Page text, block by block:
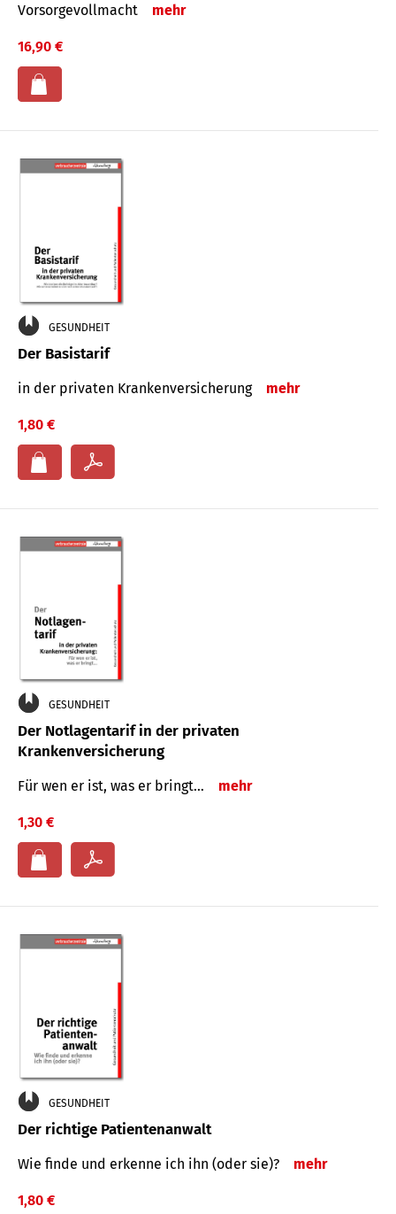
Vor­sorge­voll­macht
mehr
16,90 €
GESUNDHEIT
Der Basistarif
in der privaten Kran­ken­ver­siche­rung mehr
1,80 €
GESUNDHEIT
Der Notlagentarif in der privaten
Krankenversicherung
Für wen er ist, was er bringt… mehr
1,30 €
GESUNDHEIT
Der richtige Patientenanwalt
Wie finde und erkenne ich ihn (oder sie)? mehr
1,80 €